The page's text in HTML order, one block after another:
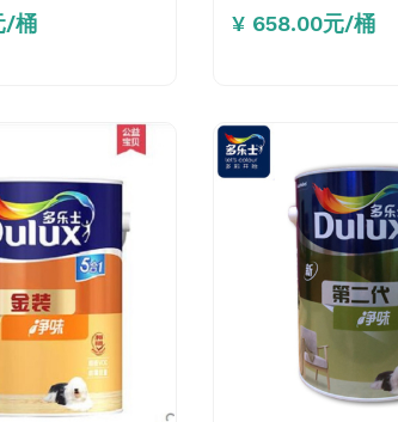
/桶 ¥ 658.00元/桶